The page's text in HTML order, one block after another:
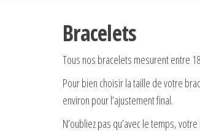
Bracelets
Tous nos bracelets mesurent entre
Pour bien choisir la taille de votre
environ pour l’ajustement final.
N’oubliez pas qu’avec le temps,